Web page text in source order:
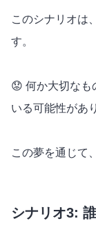
このシナリオは
す。
😟 何か大切なも
いる可能性があ
この夢を通じて
シナリオ3: